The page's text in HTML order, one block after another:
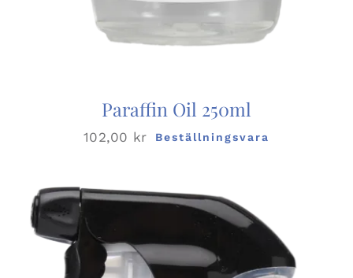
Paraffin Oil 250ml
102,00 kr Beställningsvara